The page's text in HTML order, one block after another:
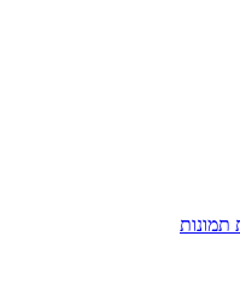
תמונות